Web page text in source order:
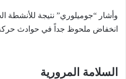
وأشار “جوميلوري” نتيجة للأنشطة
انخفاض ملحوظ جداً في حوادث
السلامة المرورية